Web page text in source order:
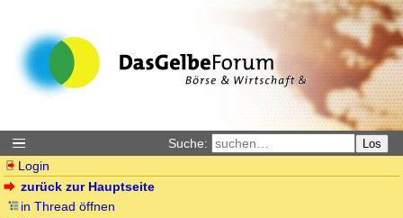
Suche: Los
Login
zurück zur Hauptseite
in Thread öffnen